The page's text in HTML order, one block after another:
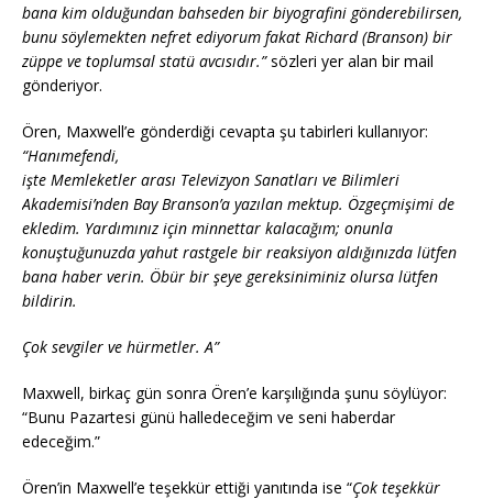
bana kim olduğundan bahseden bir biyografini gönderebilirsen,
bunu söylemekten nefret ediyorum fakat Richard (Branson) bir
züppe ve toplumsal statü avcısıdır.”sözleri yer alan bir mail
gönderiyor.
Ören, Maxwell’e gönderdiği cevapta şu tabirleri kullanıyor:
“Hanımefendi,
işte Memleketler arası Televizyon Sanatları ve Bilimleri
Akademisi’nden Bay Branson’a yazılan mektup. Özgeçmişimi de
ekledim. Yardımınız için minnettar kalacağım; onunla
konuştuğunuzda yahut rastgele bir reaksiyon aldığınızda lütfen
bana haber verin. Öbür bir şeye gereksiniminiz olursa lütfen
bildirin.
Çok sevgiler ve hürmetler. A”
Maxwell, birkaç gün sonra Ören’e karşılığında şunu söylüyor:
“Bunu Pazartesi günü halledeceğim ve seni haberdar
edeceğim.”
Ören’in Maxwell’e teşekkür ettiği yanıtında ise “Çok teşekkür